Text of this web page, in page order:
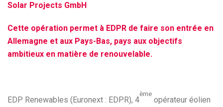
Solar Projects GmbH
Cette opération permet à EDPR de faire son entrée en
Allemagne et aux Pays-Bas, pays aux objectifs
ambitieux en matière de renouvelable.
EDP Renewables (Euronext : EDPR), 4
ème
opérateur éolien